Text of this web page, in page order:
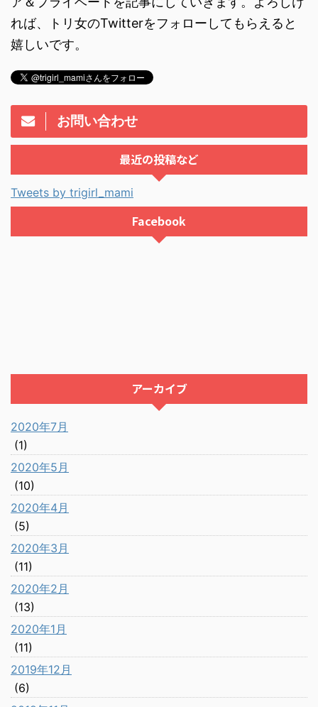
れば、トリ女のTwitterをフォローしてもらえると
嬉しいです。
お問い合わせ
最近の投稿など
Tweets by trigirl_mami
Facebook
アーカイブ
2020年7月
(1)
2020年5月
(10)
2020年4月
(5)
2020年3月
(11)
2020年2月
(13)
2020年1月
(11)
2019年12月
(6)